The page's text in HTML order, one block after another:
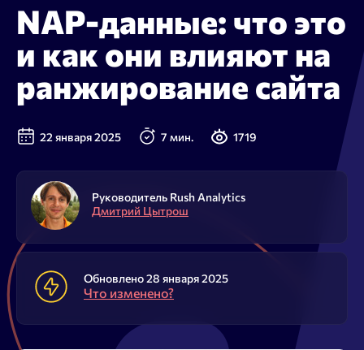
FAQ
Цены
О компании
Блог
SEO продвижение
NAP-данные: что это
и как они влияют на
ранжирование сайта
22 января 2025 7 мин. 1719
Руководитель Rush Analytics
Дмитрий Цытрош
Обновлено 28 января 2025
Что изменено?